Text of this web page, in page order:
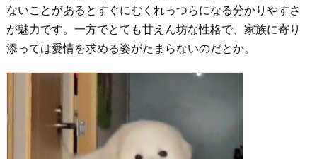
ないことがあるとすぐにむくれっつらになる分かりやすさ
が魅力です。一方でとても甘えん坊な性格で、家族に寄り
添っては愛情を求める姿がたまらないのだとか。